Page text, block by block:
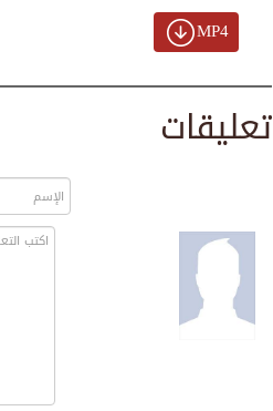
MP4
تعليقات